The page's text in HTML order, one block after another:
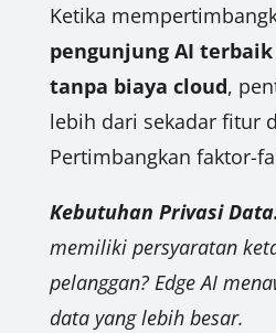
Ketika
pengunjung AI
tanpa biaya cloud,
lebih dari sekadar fitur
Pertimbangkan faktor-
Kebutuhan Privasi
memiliki persyaratan
pelanggan? Edge AI
data yang lebih besar.